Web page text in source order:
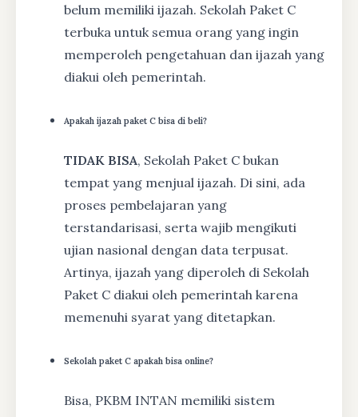
belum memiliki ijazah. Sekolah Paket C
terbuka untuk semua orang yang ingin
memperoleh pengetahuan dan ijazah yang
diakui oleh pemerintah.
Apakah ijazah paket C bisa di beli?
TIDAK BISA, Sekolah Paket C bukan
tempat yang menjual ijazah. Di sini, ada
proses pembelajaran yang
terstandarisasi, serta wajib mengikuti
ujian nasional dengan data terpusat.
Artinya, ijazah yang diperoleh di Sekolah
Paket C diakui oleh pemerintah karena
memenuhi syarat yang ditetapkan.
Sekolah paket C apakah bisa online?
Bisa, PKBM INTAN memiliki sistem